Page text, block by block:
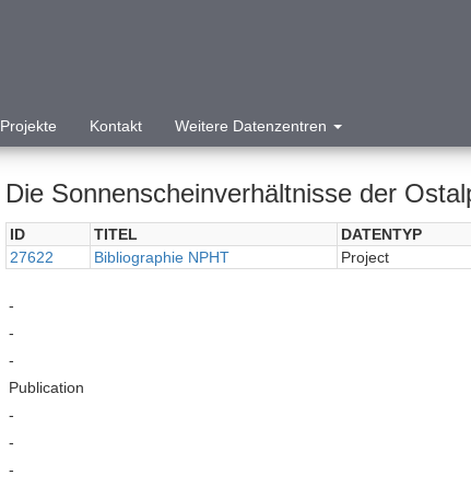
Projekte Kontakt Weitere Datenzentren
Die Sonnenscheinverhältnisse der
ID TITEL DATENTYP
27622
Bibliographie NPHT Project
-
-
-
Publication
-
-
-